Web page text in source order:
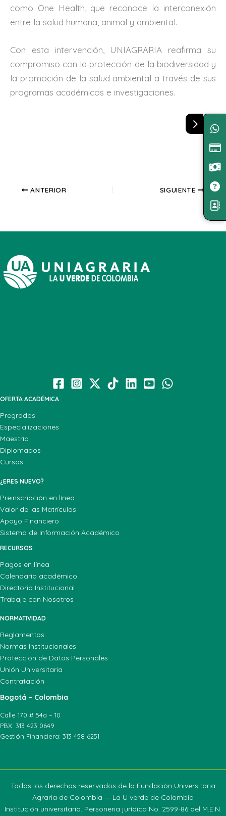
como One Health, que reconoce la interconexión
entre la salud humana, animal y ambiental.
Con esta intervención, UNIAGRARIA reafirma su
compromiso con la protección de la biodiversidad y
la promoción de la salud ambiental a través de sus
programas académicos e investigaciones.
ANTERIOR SIGUIENTE
OFERTA ACADÉMICA
Pregrados
Especializaciones
Maestría
Diplomados
Cursos
¿ERES NUEVO?
Preinscripción en línea
Valor de las Matrículas
Apoyo Financiero
Sistema de Información Académico
RECURSOS
Pagos en línea
Calendario académico
Directorio Institucional
Trabaje con Nosotros
NORMATIVIDAD
Reglamentos
Normas Institucionales
Protección de Datos Personales
Unión Universitaria
Contratación
Bogotá – Colombia
Calle 170 # 54a – 10
PBX: 313 423 0649
Gestión Financiera: 313 458 6251
Todos los derechos reservados de la Fundación Universitaria
Agraria de Colombia — La U verde de Colombia
Institución universitaria. Personeria jurídica No. 2599-86 del M.E.N.